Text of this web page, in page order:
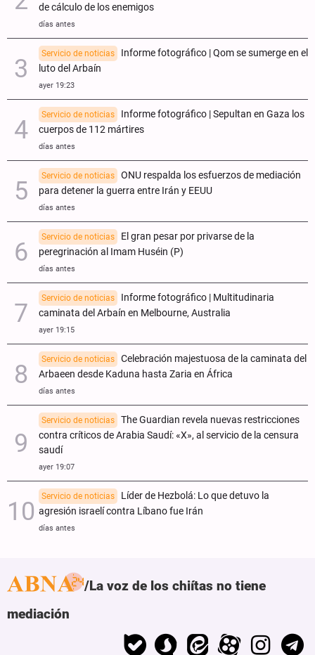
de cálculo de los enemigos
días antes
Servicio de noticias
Informe fotográfico | Qom se sumerge en el
luto del Arbaín
ayer 19:23
Servicio de noticias
Informe fotográfico | Sepultan en Gaza los
cuerpos de 112 mártires
días antes
Servicio de noticias
ONU respalda los esfuerzos de mediación
para detener la guerra entre Irán y EEUU
días antes
Servicio de noticias
El gran pesar por privarse de la
peregrinación al Imam Huséin (P)
días antes
Servicio de noticias
Informe fotográfico | Multitudinaria
caminata del Arbaín en Melbourne, Australia
ayer 19:15
Servicio de noticias
Celebración majestuosa de la caminata del
Arbaeen desde Kaduna hasta Zaria en África
días antes
Servicio de noticias
The Guardian revela nuevas restricciones
contra críticos de Arabia Saudí: «X», al servicio de la censura
saudí
ayer 19:07
Servicio de noticias
Líder de Hezbolá: Lo que detuvo la
agresión israelí contra Líbano fue Irán
días antes
La voz de los chiítas no tiene
mediación